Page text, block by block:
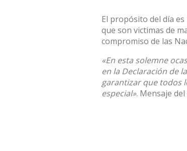
El propósito del día
que son victimas de
compromiso de las
«En esta solemne
en la Declaración de
garantizar que todos
especial». Mensaje